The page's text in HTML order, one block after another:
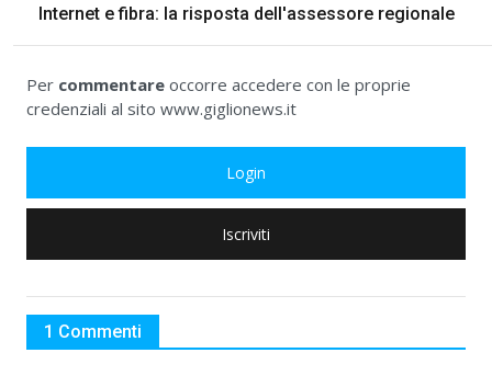
Internet e fibra: la risposta dell'assessore regionale
Per commentare occorre accedere con le proprie
credenziali al sito www.giglionews.it
Login
Iscriviti
1 Commenti